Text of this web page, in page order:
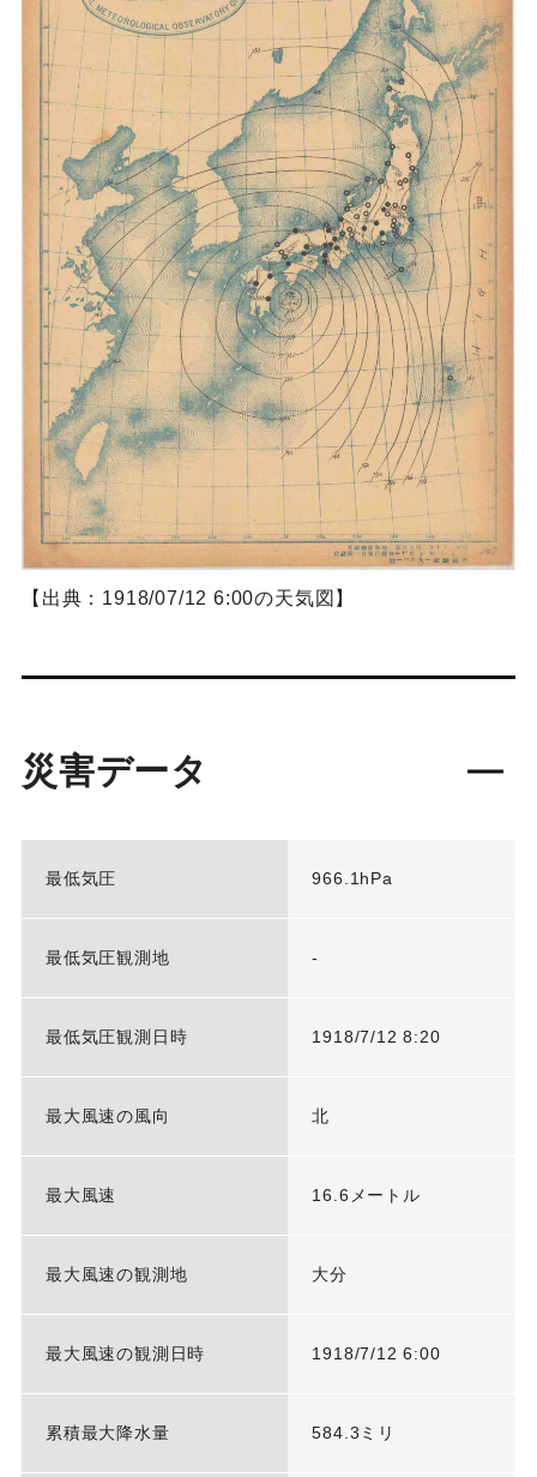
【出典：1918/07/12 6:00の天気図】
災害データ
最低気圧 966.1hPa
最低気圧観測地 -
最低気圧観測日時 1918/7/12 8:20
最大風速の風向 北
最大風速 16.6メートル
最大風速の観測地 大分
最大風速の観測日時 1918/7/12 6:00
累積最大降水量 584.3ミリ